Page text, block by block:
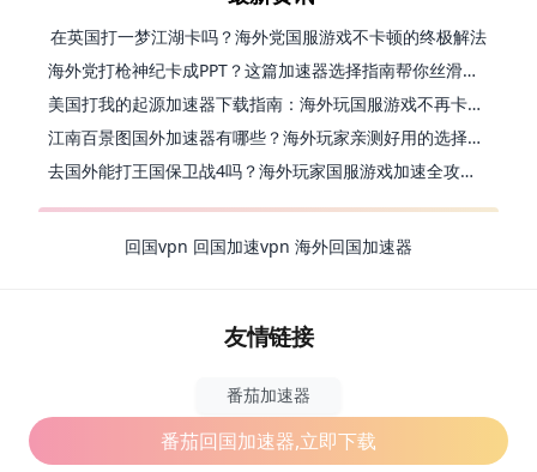
番茄回国加速器,立即下载
在英国打一梦江湖卡吗？海外党国服游戏不卡顿的终极解法
海外党打枪神纪卡成PPT？这篇加速器选择指南帮你丝滑上分
美国打我的起源加速器下载指南：海外玩国服游戏不再卡的终极方案
江南百景图国外加速器有哪些？海外玩家亲测好用的选择与避坑指南
去国外能打王国保卫战4吗？海外玩家国服游戏加速全攻略（附公主连结幻想江湖实测）
回国vpn 回国加速vpn 海外回国加速器
友情链接
番茄加速器